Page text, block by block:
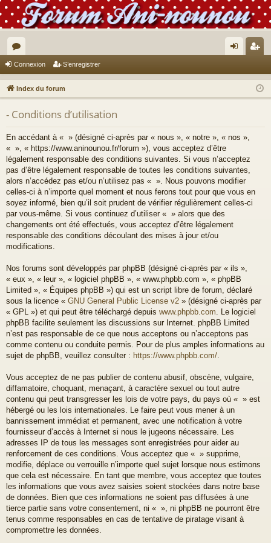
or
u
m
s
ne
xi
nr
eg
Connexion S’enregistrer
Index du forum
- Conditions d’utilisation
En accédant à « » (désigné ci-après par « nous », « notre », « nos »,
« », « https://www.aninounou.fr/forum »), vous acceptez d’être
légalement responsable des conditions suivantes. Si vous n’acceptez
pas d’être légalement responsable de toutes les conditions suivantes,
alors n’accédez pas et/ou n’utilisez pas « ». Nous pouvons modifier
celles-ci à n’importe quel moment et nous ferons tout pour que vous en
soyez informé, bien qu’il soit prudent de vérifier régulièrement celles-ci
par vous-même. Si vous continuez d’utiliser « » alors que des
changements ont été effectués, vous acceptez d’être légalement
responsable des conditions découlant des mises à jour et/ou
modifications.
Nos forums sont développés par phpBB (désigné ci-après par « ils »,
« eux », « leur », « logiciel phpBB », « www.phpbb.com », « phpBB
Limited », « Équipes phpBB ») qui est un script libre de forum, déclaré
sous la licence « GNU General Public License v2 » (désigné ci-après par
« GPL ») et qui peut être téléchargé depuis www.phpbb.com. Le logiciel
phpBB facilite seulement les discussions sur Internet. phpBB Limited
n’est pas responsable de ce que nous acceptons ou n’acceptons pas
comme contenu ou conduite permis. Pour de plus amples informations au
sujet de phpBB, veuillez consulter : https://www.phpbb.com/.
Vous acceptez de ne pas publier de contenu abusif, obscène, vulgaire,
diffamatoire, choquant, menaçant, à caractère sexuel ou tout autre
contenu qui peut transgresser les lois de votre pays, du pays où « » est
hébergé ou les lois internationales. Le faire peut vous mener à un
bannissement immédiat et permanent, avec une notification à votre
fournisseur d’accès à Internet si nous le jugeons nécessaire. Les
adresses IP de tous les messages sont enregistrées pour aider au
renforcement de ces conditions. Vous acceptez que « » supprime,
modifie, déplace ou verrouille n’importe quel sujet lorsque nous estimons
que cela est nécessaire. En tant que membre, vous acceptez que toutes
les informations que vous avez saisies soient stockées dans notre base
de données. Bien que ces informations ne soient pas diffusées à une
tierce partie sans votre consentement, ni « », ni phpBB ne pourront être
tenus comme responsables en cas de tentative de piratage visant à
compromettre les données.